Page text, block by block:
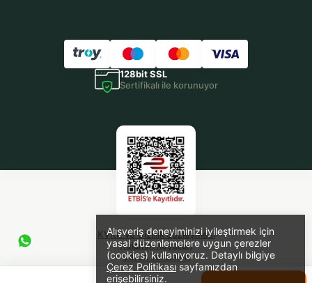
128bit SSL
Sertifikalı ile korunuyor
Theme Design & Development
KVKK ve Gizlilik Sözleşmesi
Kulanım Koşulları
Çerez Tercihleri
Alışveriş deneyiminizi iyileştirmek için
yasal düzenlemelere uygun çerezler
(cookies) kullanıyoruz. Detaylı bilgiye
Çerez Politikası sayfamızdan
erişebilirsiniz.